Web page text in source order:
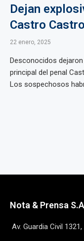
Dejan
Castro Castro
22 enero, 2025
Desconocidos
principal del penal
Los sospechosos
Nota & Prensa
Av. Guardia Civil